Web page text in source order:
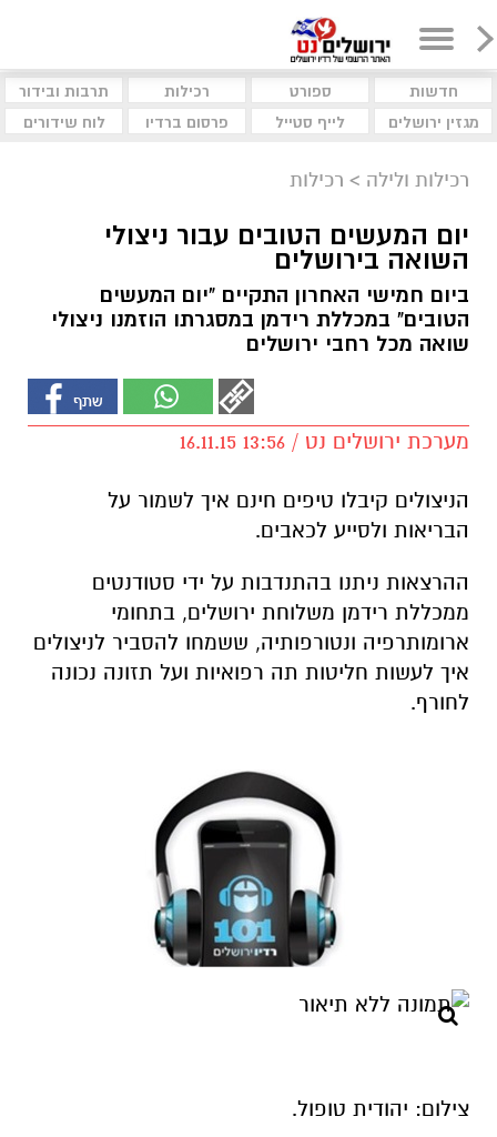
חדשות ספורט רכילות
תרבות ובידור
מגזין ירושלים
לייף סטייל פרסום ברדיו לוח שידורים
רכילות ולילה > רכילות
יום המעשים הטובים עבור ניצולי
השואה בירושלים
ביום חמישי האחרון התקיים "יום המעשים
הטובים" במכללת רידמן במסגרתו הוזמנו ניצולי
שואה מכל רחבי ירושלים
מערכת ירושלים נט / 13:56 16.11.15
הניצולים קיבלו טיפים חינם איך לשמור על
הבריאות ולסייע לכאבים.
ההרצאות ניתנו בהתנדבות על ידי סטודנטים
ממכללת רידמן משלוחת ירושלים, בתחומי
ארומותרפיה ונטורפותיה, ששמחו להסביר לניצולים
איך לעשות חליטות תה רפואיות ועל תזונה נכונה
לחורף.
צילום: יהודית טופול.